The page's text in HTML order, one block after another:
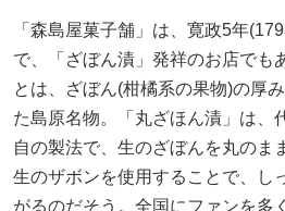
「森島屋菓子舗」は、寛政5年
で、「ざぼん漬」発祥のお店でも
とは、ざぼん(柑橘系の果物)の厚
た島原名物。「丸ざほん漬」は、
自の製法で、生のざぼんを丸のま
生のザボンを使用することで、し
がるのだそう。全国にファンを多